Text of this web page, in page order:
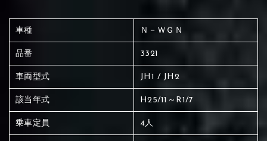
車種 Ｎ－ＷＧＮ
品番 3321
車両型式 JH1 / JH2
該当年式 H25/11～R1/7
乗車定員 4人